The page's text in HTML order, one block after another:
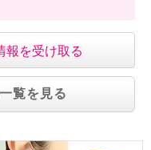
報を受け取る
覧を見る